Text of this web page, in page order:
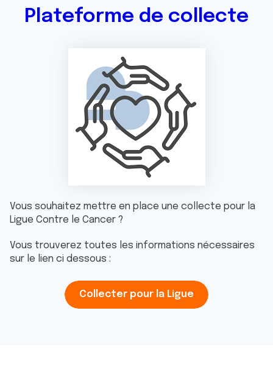
Plateforme de collecte
Vous souhaitez mettre en place une collecte pour la
Ligue Contre le Cancer ?
Vous trouverez toutes les informations nécessaires
sur le lien ci dessous :
Collecter pour la Ligue